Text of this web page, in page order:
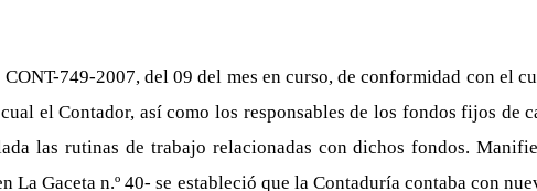
749-2007, del 09 del mes en curso, de conformidad con el
el Contador, así como los responsables de los fondos fijos de
las rutinas de trabajo relacionadas con dichos fondos.
Gaceta n.º 40- se estableció que la Contaduría contaba con